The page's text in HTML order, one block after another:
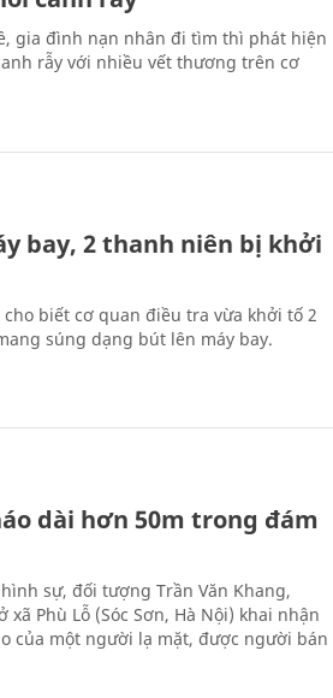
gia đình nạn nhân đi tìm thì phát hiện
rẫy với nhiều vết thương trên cơ
bay, 2 thanh niên bị khởi
cho biết cơ quan điều tra vừa khởi tố 2
súng dạng bút lên máy bay.
dài hơn 50m trong đám
sự, đối tượng Trần Văn Khang,
Phù Lỗ (Sóc Sơn, Hà Nội) khai nhận
của một người lạ mặt, được người bán